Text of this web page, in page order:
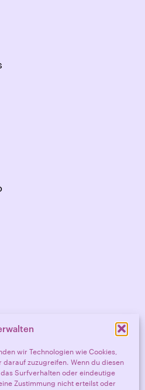
wir Technologien wie Cookies,
zuzugreifen. Wenn du diesen
Surfverhalten oder eindeutige
Zustimmung nicht erteilst oder